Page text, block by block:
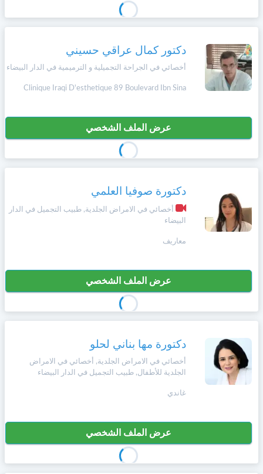
دكتور كمال عراقي حسيني
أخصائي في الجراحة التجميلية و الترميمية في الدار البيضاء
Clinique Iraqi D'esthetique 89 Boulevard Ibn Sina
عرض الملف الشخصي
دكتورة صوفيا العلمي
أخصائي في الامراض الجلدية, طبيب التجميل في الدار
البيضاء
معاريف
عرض الملف الشخصي
دكتورة مها بناني لحلو
أخصائي في الامراض الجلدية, أخصائي في الامراض
الجلدية للأطفال, طبيب التجميل في الدار البيضاء
غاندي
عرض الملف الشخصي